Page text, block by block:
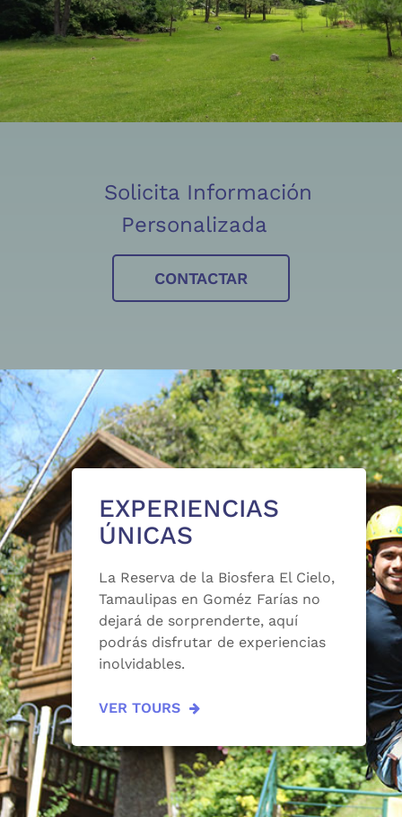
Solicita Información
Personalizada
CONTACTAR
EXPERIENCIAS
ÚNICAS
La Reserva de la Biosfera El Cielo,
Tamaulipas en Goméz Farías no
dejará de sorprenderte, aquí
podrás disfrutar de experiencias
inolvidables.
VER TOURS